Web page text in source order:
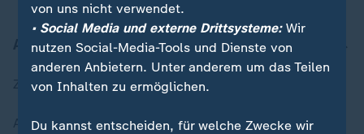
Aktuell bei ZDFheute
Zuletzt veröffentlicht
Aktuelle Sendungs-Videos
von uns nicht verwendet.
• Social Media und externe Drittsysteme:Wir
nutzen Social-Media-Tools und Dienste von
anderen Anbietern. Unter anderem um das Teilen
von Inhalten zu ermöglichen.
Du kannst entscheiden, für welche Zwecke wir